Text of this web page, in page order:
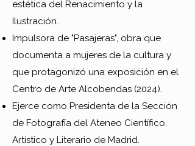
estética del Renacimiento y la
Ilustración.
Impulsora de "Pasajeras", obra que
documenta a mujeres de la cultura y
que protagonizó una exposición en el
Centro de Arte Alcobendas (2024).
Ejerce como Presidenta de la Sección
de Fotografía del Ateneo Científico,
Artístico y Literario de Madrid.